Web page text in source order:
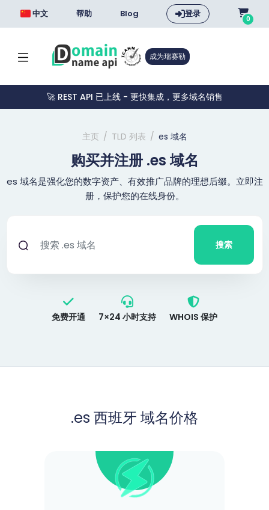
中文 帮助 Blog 登录 0
成为瑞赛勒
🚀 REST API 已上线 - 更快集成，更多域名销售
主页 TLD 列表 es 域名
购买并注册 .es 域名
es 域名是强化您的数字资产、有效推广品牌的理想后缀。立即注
册，保护您的在线身份。
搜索
免费开通 7×24 小时支持 WHOIS 保护
.es 西班牙 域名价格